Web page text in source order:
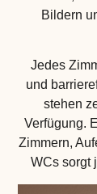
Bildern
Jedes
und
stehen
Verfügung.
Zimmern,
WCs sorgt